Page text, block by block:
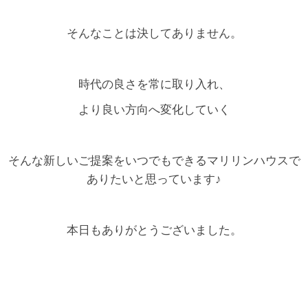
そんなことは決してありません。
時代の良さを常に取り入れ、
より良い方向へ変化していく
そんな新しいご提案をいつでもできるマリリンハウスで
ありたいと思っています♪
本日もありがとうございました。